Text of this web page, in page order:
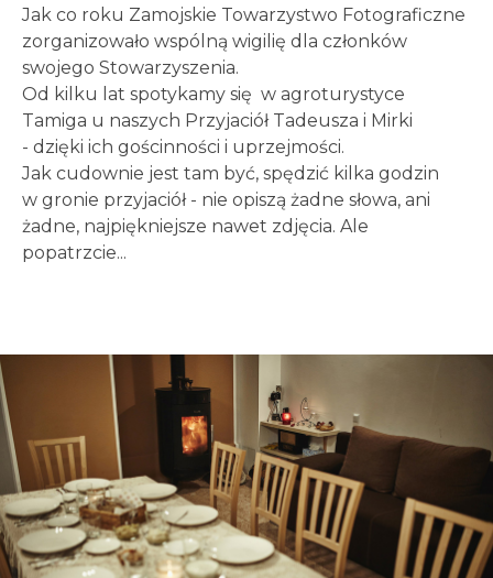
Jak co roku Zamojskie Towarzystwo Fotograficzne
zorganizowało wspólną wigilię dla członków
swojego Stowarzyszenia.
Od kilku lat spotykamy się w agroturystyce
Tamiga u naszych Przyjaciół Tadeusza i Mirki
- dzięki ich gościnności i uprzejmości.
Jak cudownie jest tam być, spędzić kilka godzin
w gronie przyjaciół - nie opiszą żadne słowa, ani
żadne, najpiękniejsze nawet zdjęcia. Ale
popatrzcie...